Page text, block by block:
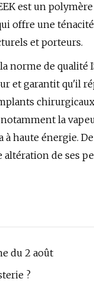
est un
offre une
et porteurs.
norme de qualité
et garantit qu'il
la
haute énergie.
de ses
du 2 août
?